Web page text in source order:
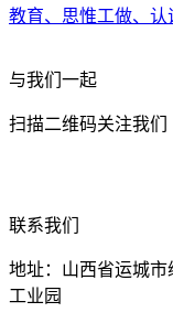
教育、思惟工做、认
与我们一起
扫描二维码关注我们
联系我们
地址：山西省运城
工业园